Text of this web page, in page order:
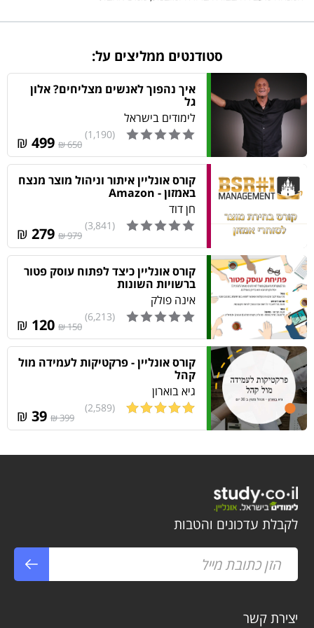
15
סטודנטים ממליצים על:
איך נהפוך לאנשים מצליחים? אלון
גל
לימודים בישראל
(1,190)
650 ₪
₪
קורס אונליין איתור וניהול מוצר מנצח
באמזון - Amazon
חן דוד
(3,841)
979 ₪
₪
קורס אונליין כיצד לפתוח עוסק פטור
ברשויות השונות
אינה פולק
(6,213)
150 ₪
₪
קורס אונליין - פרקטיקות לעמידה מול
קהל
גיא בוארון
(2,589)
399 ₪
₪
לקבלת עדכונים והטבות
יצירת קשר